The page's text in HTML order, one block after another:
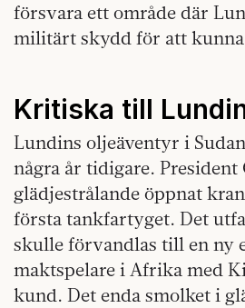
försvara ett område där
militärt skydd för att
Kritiska till
Lundins oljeäventyr i
några år tidigare. President
glädjestrålande öppnat
första tankfartyget. Det
skulle förvandlas till en ny
maktspelare i Afrika med
kund. Det enda smolket i